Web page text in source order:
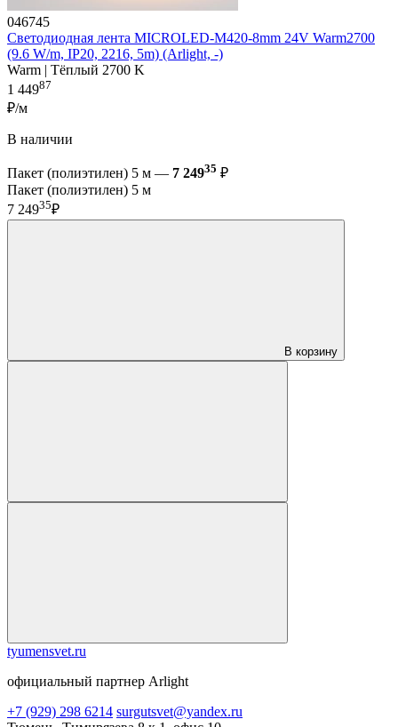
046745
Светодиодная лента MICROLED-M420-8mm 24V Warm2700
(9.6 W/m, IP20, 2216, 5m) (Arlight, -)
Warm | Тёплый 2700 K
1 44987
₽/м
В наличии
Пакет (полиэтилен) 5 м — 7 24935 ₽
Пакет (полиэтилен) 5 м
7 24935₽
В корзину
tyumensvet.ru
официальный партнер Arlight
+7 (929) 298 6214 surgutsvet@yandex.ru